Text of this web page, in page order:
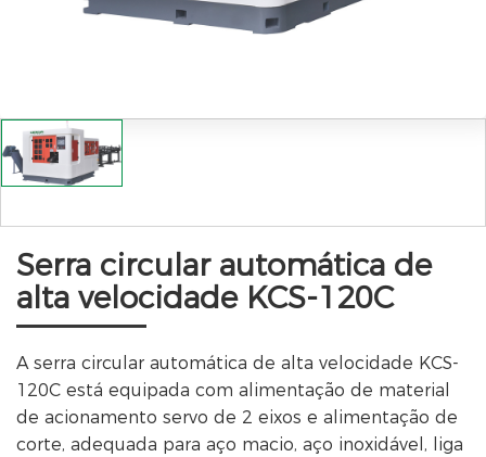
Serra circular automática de
alta velocidade KCS-120C
A serra circular automática de alta velocidade KCS-
120C está equipada com alimentação de material
de acionamento servo de 2 eixos e alimentação de
corte, adequada para aço macio, aço inoxidável, liga